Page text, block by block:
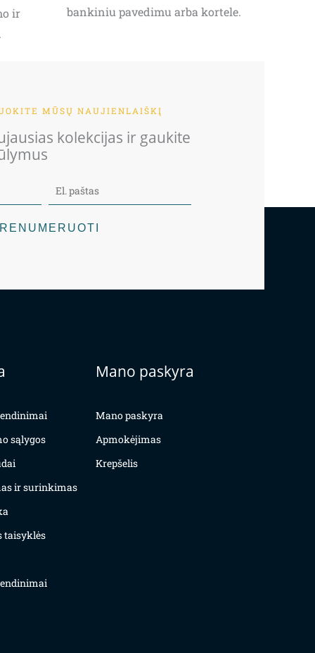
ir
bankiniu pavedimu arba kortele.
MŪSŲ NAUJIENLAIŠKĮ
kolekcijas ir gaukite
sąlygos
ir surinkimas
taisyklės
Mano paskyra
Mano paskyra
Apmokėjimas
Krepšelis